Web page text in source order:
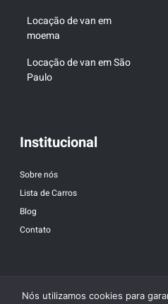
Locação de van em
moema
Locação de van em São
Paulo
Institucional
Sobre nós
Lista de Carros
Blog
Contato
Nós utilizamos cookies para